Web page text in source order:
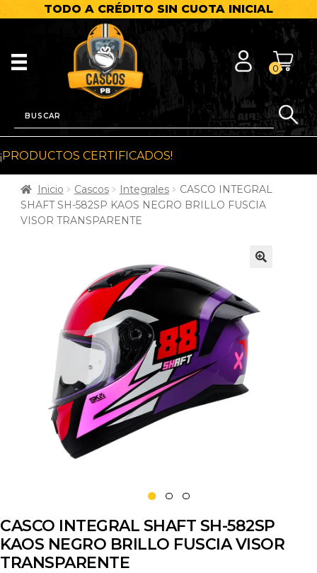
TODO A CRÉDITO SIN CUOTA INICIAL
0
¡PRODUCTOS CERTIFICADOS!
Inicio Cascos Integrales
CASCO INTEGRAL
SHAFT SH-582SP KAOS NEGRO BRILLO FUSCIA
VISOR TRANSPARENTE
CASCO INTEGRAL SHAFT SH-582SP
KAOS NEGRO BRILLO FUSCIA VISOR
TRANSPARENTE